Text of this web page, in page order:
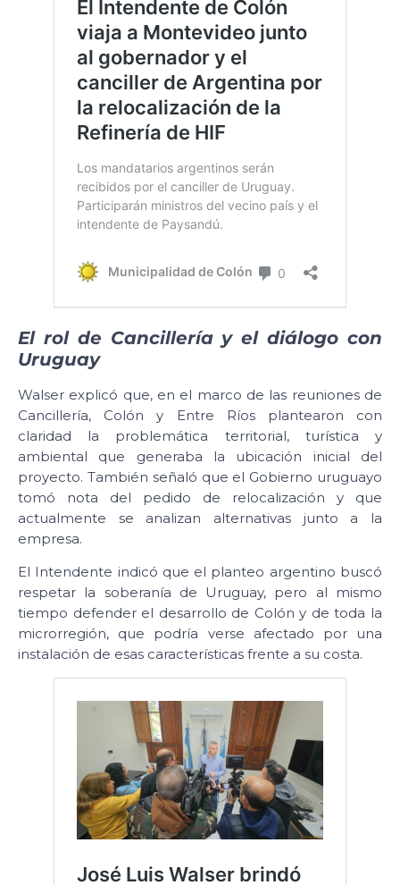
El rol de Cancillería y el diálogo con
Uruguay
Walser explicó que, en el marco de las reuniones de
Cancillería, Colón y Entre Ríos plantearon con
claridad la problemática territorial, turística y
ambiental que generaba la ubicación inicial del
proyecto. También señaló que el Gobierno uruguayo
tomó nota del pedido de relocalización y que
actualmente se analizan alternativas junto a la
empresa.
El Intendente indicó que el planteo argentino buscó
respetar la soberanía de Uruguay, pero al mismo
tiempo defender el desarrollo de Colón y de toda la
microrregión, que podría verse afectado por una
instalación de esas características frente a su costa.